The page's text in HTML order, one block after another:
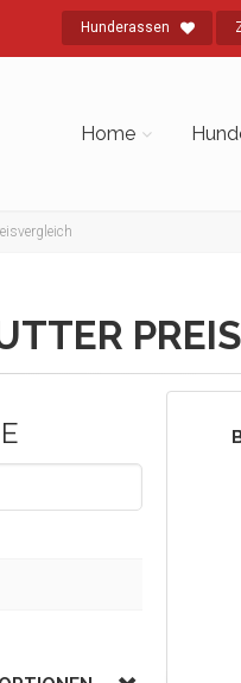
Hunderassen
Home